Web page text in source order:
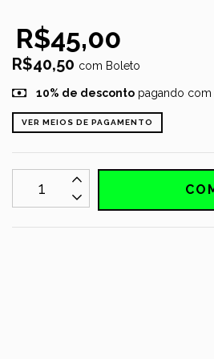
R$45,00
R$40,50 com Boleto
10% de descontopagando com
VER MEIOS DE PAGAMENTO